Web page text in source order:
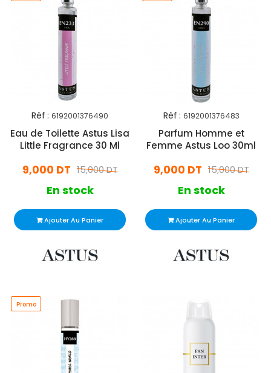
Réf : 6192001376490
Eau de Toilette Astus Lisa
Little Fragrance 30 Ml
15,000 DT
9,000 DT
En stock
Ajouter Au Panier
Réf : 6192001376483
Parfum Homme et
Femme Astus Loo 30ml
15,000 DT
9,000 DT
En stock
Ajouter Au Panier
Promo
Promo